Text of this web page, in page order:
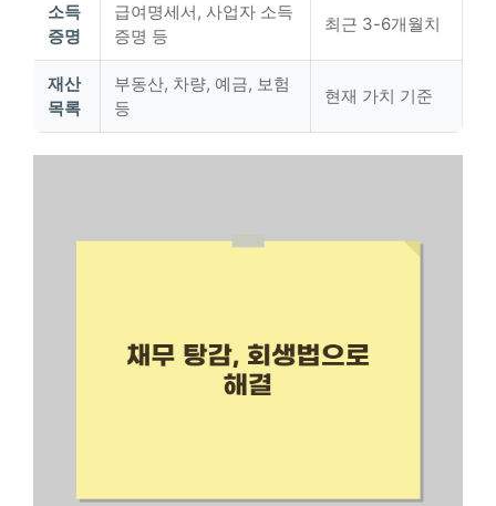
소득
증명
급여명세서, 사업자 소득
증명 등
최근 3-6개월치
재산
목록
부동산, 차량, 예금, 보험
등
현재 가치 기준